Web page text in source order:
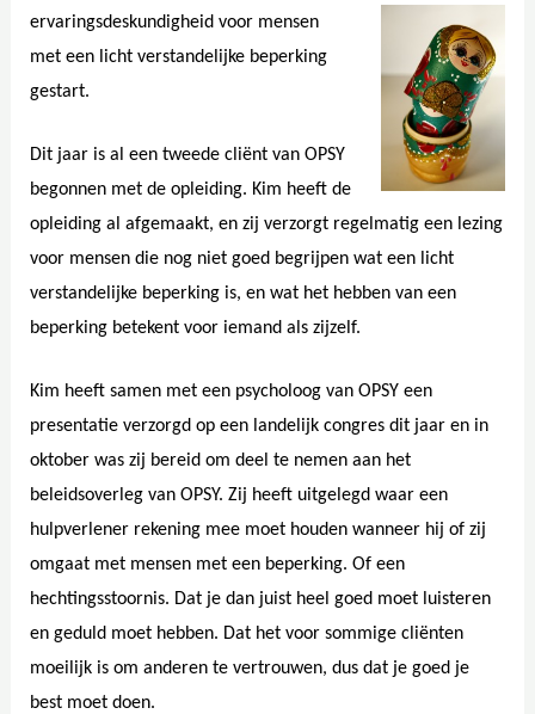
ervaringsdeskundigheid voor mensen
met een licht verstandelijke beperking
gestart.
Dit jaar is al een tweede cliënt van OPSY
begonnen met de opleiding. Kim heeft de
opleiding al afgemaakt, en zij verzorgt regelmatig een lezing
voor mensen die nog niet goed begrijpen wat een licht
verstandelijke beperking is, en wat het hebben van een
beperking betekent voor iemand als zijzelf.
Kim heeft samen met een psycholoog van OPSY een
presentatie verzorgd op een landelijk congres dit jaar en in
oktober was zij bereid om deel te nemen aan het
beleidsoverleg van OPSY. Zij heeft uitgelegd waar een
hulpverlener rekening mee moet houden wanneer hij of zij
omgaat met mensen met een beperking. Of een
hechtingsstoornis. Dat je dan juist heel goed moet luisteren
en geduld moet hebben. Dat het voor sommige cliënten
moeilijk is om anderen te vertrouwen, dus dat je goed je
best moet doen.